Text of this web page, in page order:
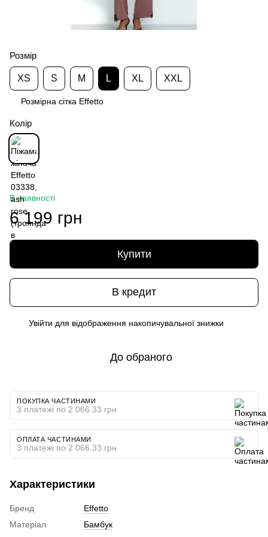
Розмір
XS S M L XL XXL
Розмірна сітка Effetto
Колір
В наявності
6 199 грн
Купити
В кредит
Увійти для відображення накопичувальної знижки
До обраного
ПОКУПКА ЧАСТИНАМИ
3 платежі по 2 066.33 грн
ОПЛАТА ЧАСТИНАМИ
3 платежі по 2 066.33 грн
Характеристики
Бренд
Effetto
Матеріал
Бамбук